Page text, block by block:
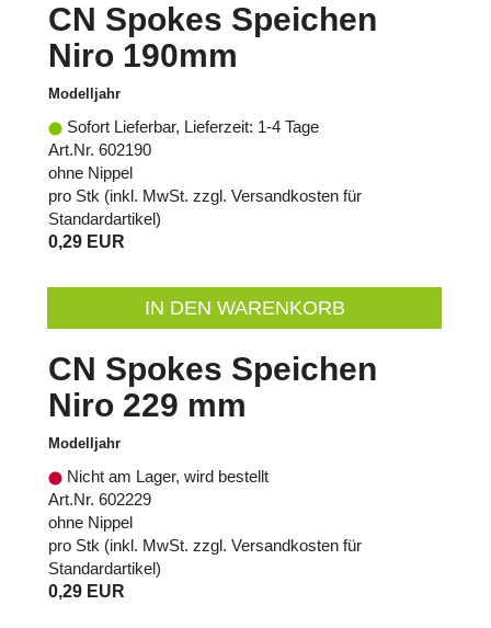
CN Spokes Speichen
Niro 190mm
Modelljahr
Sofort Lieferbar, Lieferzeit: 1-4 Tage
Art.Nr. 602190
ohne Nippel
pro Stk (inkl. MwSt. zzgl. Versandkosten für
Standardartikel)
0,29 EUR
IN DEN WARENKORB
CN Spokes Speichen
Niro 229 mm
Modelljahr
Nicht am Lager, wird bestellt
Art.Nr. 602229
ohne Nippel
pro Stk (inkl. MwSt. zzgl. Versandkosten für
Standardartikel)
0,29 EUR